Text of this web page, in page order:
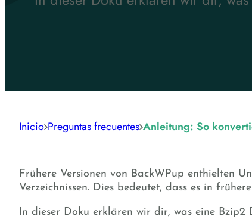
Inicio Preguntas frecuentes Anleitung: So
Frühere Versionen von BackWPup enthielten
Verzeichnissen. Dies bedeutet, dass es in
In dieser Doku erklären wir dir, was eine